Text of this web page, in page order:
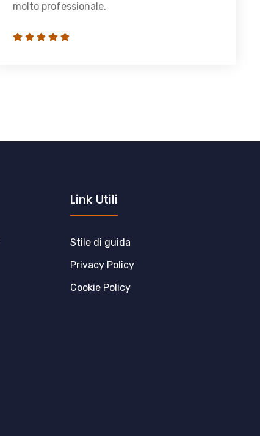
molto professionale.
Link Utili
Stile di guida
Privacy Policy
Cookie Policy